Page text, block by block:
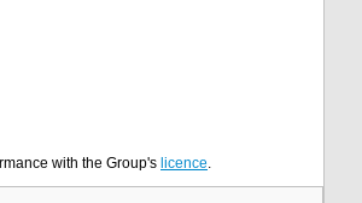
with the Group's licence